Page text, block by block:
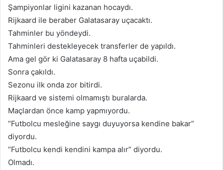
Şampiyonlar ligini kazanan hocaydı.
Rijkaard ile beraber Galatasaray uçacaktı.
Tahminler bu yöndeydi.
Tahminleri destekleyecek transferler de yapıldı.
Ama gel gör ki Galatasaray 8 hafta uçabildi.
Sonra çakıldı.
Sezonu ilk onda zor bitirdi.
Rijkaard ve sistemi olmamıştı buralarda.
Maçlardan önce kamp yapmıyordu.
“Futbolcu mesleğine saygı duyuyorsa kendine bakar”
diyordu.
“Futbolcu kendi kendini kampa alır” diyordu.
Olmadı.